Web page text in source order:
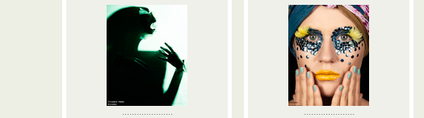
.....................
.....................